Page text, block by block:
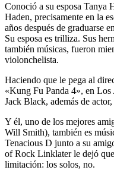
Conoció a su esposa Tanya
Haden, precisamente en la
años después de graduarse
Su esposa es trilliza. Sus
también músicas, fueron
violonchelista.
Haciendo que le pega al
«Kung Fu Panda 4», en Los
Jack Black, además de
Y él, uno de los mejores
Will Smith), también es
Tenacious D junto a su
of Rock Linklater le dejó
limitación: los solos, no.